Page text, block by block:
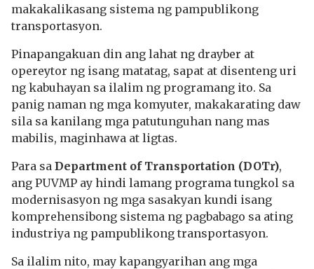
makakalikasang sistema ng pampublikong
transportasyon.
Pinapangakuan din ang lahat ng drayber at
opereytor ng isang matatag, sapat at disenteng uri
ng kabuhayan sa ilalim ng programang ito. Sa
panig naman ng mga komyuter, makakarating daw
sila sa kanilang mga patutunguhan nang mas
mabilis, maginhawa at ligtas.
Para sa Department of Transportation (DOTr),
ang PUVMP ay hindi lamang programa tungkol sa
modernisasyon ng mga sasakyan kundi isang
komprehensibong sistema ng pagbabago sa ating
industriya ng pampublikong transportasyon.
Sa ilalim nito, may kapangyarihan ang mga